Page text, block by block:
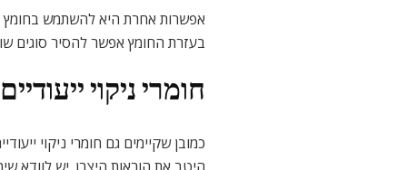
אפשרות אחרת היא להשתמש בחומץ
בעזרת החומץ אפשר להסיר סוגים
חומרי ניקוי ייעודיים
כמובן שקיימים גם חומרי ניקוי